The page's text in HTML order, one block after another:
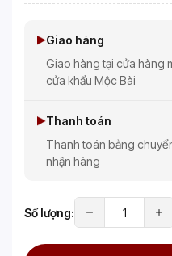
Giao hàng
Giao hàng tại cửa hàng
cửa khẩu Mộc Bài
Thanh toán
Thanh toán bằng
nhận hàng
Số lượng: